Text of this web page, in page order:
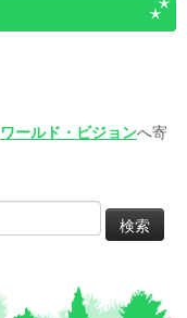
ワールド・ビジョンへ寄